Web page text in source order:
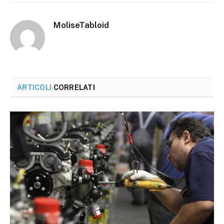
MoliseTabloid
ARTICOLI CORRELATI